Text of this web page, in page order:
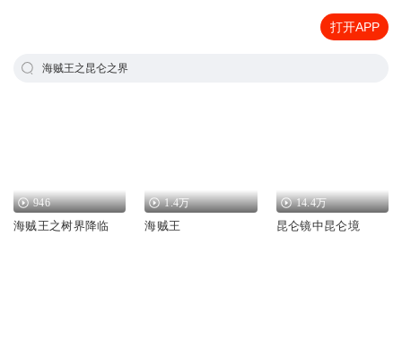
打开APP
海贼王之昆仑之界
946
海贼王之树界降临
1.4万
海贼王
14.4万
昆仑镜中昆仑境